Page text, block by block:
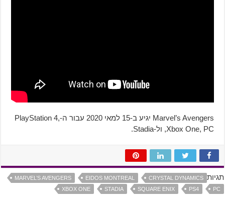
Marvel’s Avengers יגיע ב-15 למאי 2020 עבור ה-PlayStation 4,
Xbox One, PC, ול-Stadia.
תגיות CRYSTAL DYNAMICS
EIDOS MONTREAL
MARVEL’S AVENGERS
PC
PS4
SQUARE ENIX
STADIA
XBOX ONE